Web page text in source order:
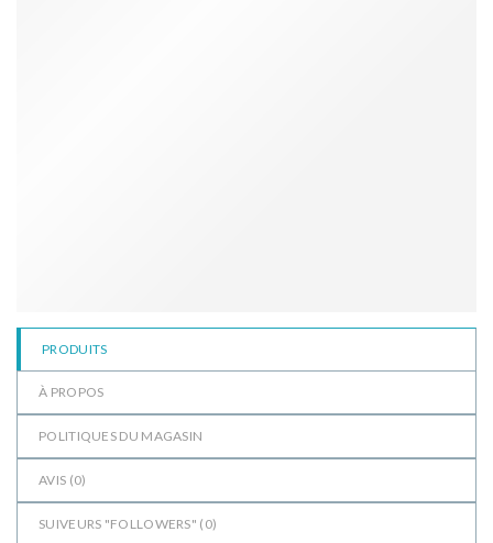
PRODUITS
À PROPOS
POLITIQUES DU MAGASIN
AVIS (0)
SUIVEURS "FOLLOWERS" ( 0)